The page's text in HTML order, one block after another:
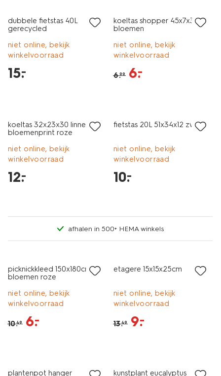
dubbele fietstas 40L
gerecycled
niet online, bekijk
winkelvoorraad
15.
–
koeltas shopper 45x7x36cm
bloemen
niet online, bekijk
winkelvoorraad
6.99 6.
–
koeltas 32x23x30 linnen
bloemenprint roze
niet online, bekijk
winkelvoorraad
12.
–
fietstas 20L 51x34x12 zwart
niet online, bekijk
winkelvoorraad
10.
–
afhalen in 500+ HEMA winkels
picknickkleed 150x180cm
bloemen roze
niet online, bekijk
winkelvoorraad
10.49 6.
–
etagere 15x15x25cm
niet online, bekijk
winkelvoorraad
13.49 9.
–
plantenpot hanger kunstplant eucalyptus